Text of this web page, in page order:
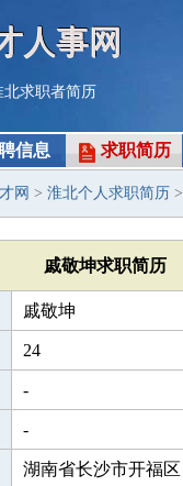
人事网
北求职者简历
信息 求职简历
网 > 淮北个人求职简历 >
戚敬坤求职简历
戚敬坤
男
24
2002-01-05
-
专科
-
专科
湖南省长沙市开福区